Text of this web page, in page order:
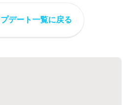
デート一覧に戻る